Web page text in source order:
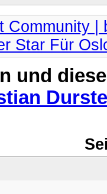
Community |
Star Für
und